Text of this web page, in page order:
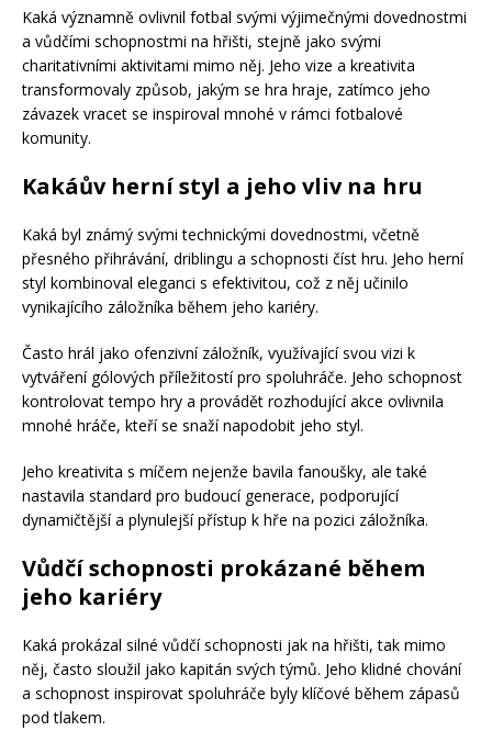
Kaká významně ovlivnil fotbal svými výjimečnými dovednostmi
a vůdčími schopnostmi na hřišti, stejně jako svými
charitativními aktivitami mimo něj. Jeho vize a kreativita
transformovaly způsob, jakým se hra hraje, zatímco jeho
závazek vracet se inspiroval mnohé v rámci fotbalové
komunity.
Kakáův herní styl a jeho vliv na hru
Kaká byl známý svými technickými dovednostmi, včetně
přesného přihrávání, driblingu a schopnosti číst hru. Jeho herní
styl kombinoval eleganci s efektivitou, což z něj učinilo
vynikajícího záložníka během jeho kariéry.
Často hrál jako ofenzivní záložník, využívající svou vizi k
vytváření gólových příležitostí pro spoluhráče. Jeho schopnost
kontrolovat tempo hry a provádět rozhodující akce ovlivnila
mnohé hráče, kteří se snaží napodobit jeho styl.
Jeho kreativita s míčem nejenže bavila fanoušky, ale také
nastavila standard pro budoucí generace, podporující
dynamičtější a plynulejší přístup k hře na pozici záložníka.
Vůdčí schopnosti prokázané během
jeho kariéry
Kaká prokázal silné vůdčí schopnosti jak na hřišti, tak mimo
něj, často sloužil jako kapitán svých týmů. Jeho klidné chování
a schopnost inspirovat spoluhráče byly klíčové během zápasů
pod tlakem.